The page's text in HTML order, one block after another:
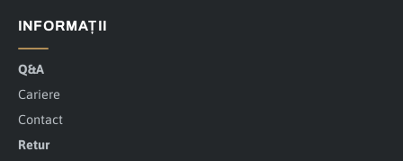
INFORMAȚII
Q&A
Cariere
Contact
Retur